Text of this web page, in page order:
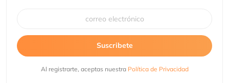
Suscribete
Al registrarte, aceptas nuestra Política de Privacidad